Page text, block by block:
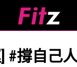
#撐自己